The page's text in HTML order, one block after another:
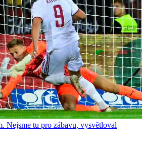
Nejsme tu pro zábavu, vysvětloval